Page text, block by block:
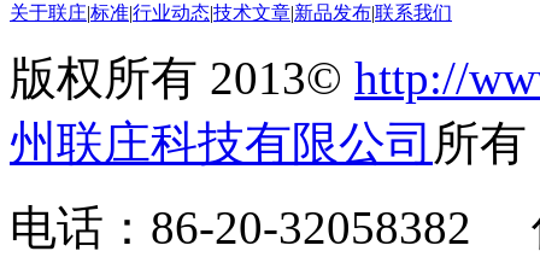
关于联庄|标准|行业动态|技术文章|新品发布|联系我们
版权所有 2013© http://
州联庄科技有限公司 所
电话：86-20-32058382